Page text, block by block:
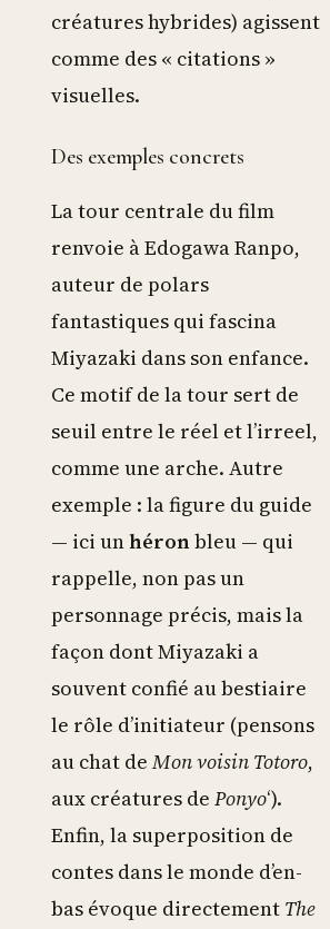
créatures hybrides) agissent
comme des « citations »
visuelles.
Des exemples concrets
La tour centrale du film
renvoie à Edogawa Ranpo,
auteur de polars
fantastiques qui fascina
Miyazaki dans son enfance.
Ce motif de la tour sert de
seuil entre le réel et l’irreel,
comme une arche. Autre
exemple : la figure du guide
— ici unhéronbleu — qui
rappelle, non pas un
personnage précis, mais la
façon dont Miyazaki a
souvent confié au bestiaire
le rôle d’initiateur (pensons
au chat deMon voisin Totoro,
aux créatures de Ponyo‘).
Enfin, la superposition de
contes dans le monde d’en-
bas évoque directement The